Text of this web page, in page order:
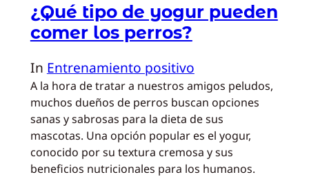
¿Qué tipo de yogur pueden
comer los perros?
In Entrenamiento positivo
A la hora de tratar a nuestros amigos peludos,
muchos dueños de perros buscan opciones
sanas y sabrosas para la dieta de sus
mascotas. Una opción popular es el yogur,
conocido por su textura cremosa y sus
beneficios nutricionales para los humanos.